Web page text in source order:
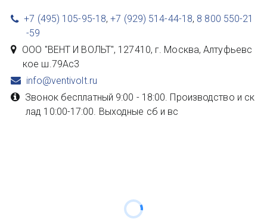
+7 (495) 105-95-18,+7 (929) 514-44-18, 8 800 550-21
-59
ООО "ВЕНТ И ВОЛЬТ", 127410, г. Москва,Алтуфьевс
кое ш.79Ас3
info@ventivolt.ru
Звонок бесплатный 9:00 - 18:00. Производство и ск
лад 10:00-17:00. Выходные сб и вс